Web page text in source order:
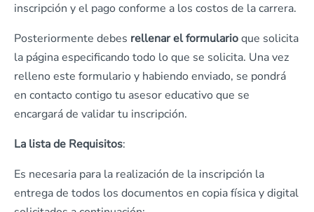
inscripción y el pago conforme a los costos de la carrera.
Posteriormente debes rellenar el formularioque solicita
la página especificando todo lo que se solicita. Una vez
relleno este formulario y habiendo enviado, se pondrá
en contacto contigo tu asesor educativo que se
encargará de validar tu inscripción.
La lista de Requisitos:
Es necesaria para la realización de la inscripción la
entrega de todos los documentos en copia física y digital